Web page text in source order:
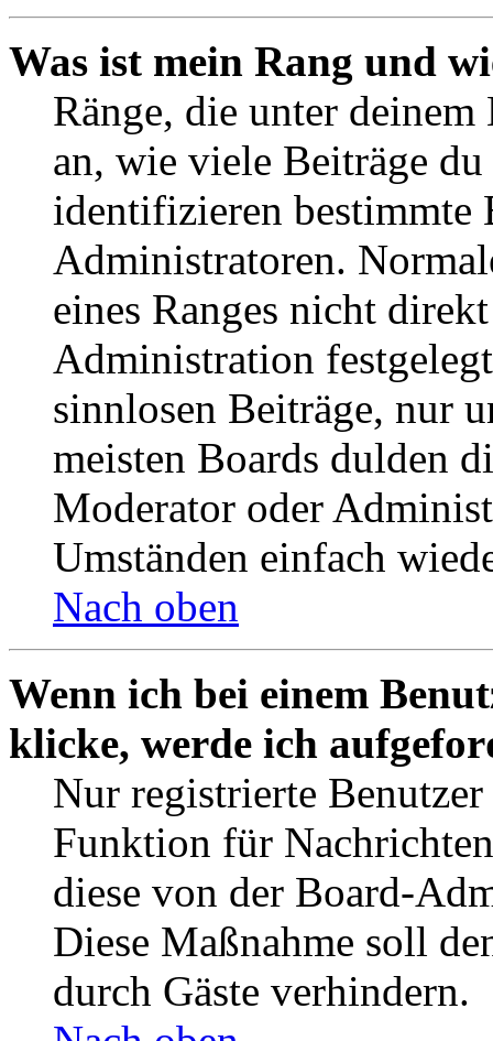
Was ist mein Rang und
Ränge, die unter deinem
an, wie viele Beiträge
identifizieren bestimmte
Administratoren.
eines Ranges nicht
Administration
sinnlosen Beiträge, nur
meisten Boards dulden
Moderator oder
Umständen einfach
Nach oben
Wenn ich bei einem
klicke, werde ich
Nur registrierte
Funktion für
diese von der Board-
Diese Maßnahme soll
durch Gäste verhindern.